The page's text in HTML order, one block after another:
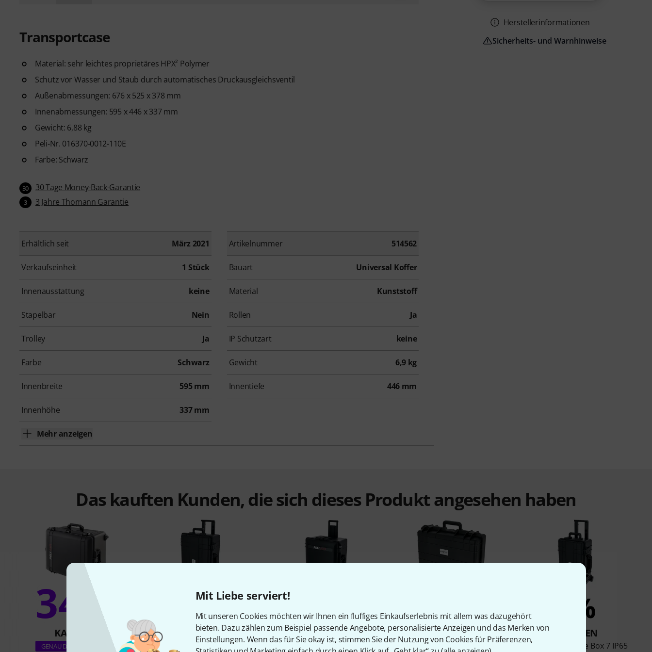
Mit Liebe serviert!
Mit unseren Cookies möchten wir Ihnen ein fluffiges Einkaufserlebnis mit allem was dazugehört
bieten. Dazu zählen zum Beispiel passende Angebote, personalisierte Anzeigen und das Merken von
Einstellungen. Wenn das für Sie okay ist, stimmen Sie der Nutzung von Cookies für Präferenzen,
Transportcase
Material: sehr leichtes proprietäres HPX² Polymer
Schutz vor Wasser und Staub durch automatisches Druckausgleichsventil
Außenabmessungen: 676 x 525 x 378 mm
Innenabmessungen: 595 x 446 x 337 mm
Gewicht: 6,88 kg
Peli-Nr. 016370-0012-110E
Farbe: Schwarz
30 30 Tage Money-Back-Garantie
3 3 Jahre Thomann Garantie
Erhältlich seit März 2021 Artikelnummer 514562
Verkaufseinheit 1 Stück Bauart Universal Koffer
Innenausstattung keine Material Kunststoff
Stapelbar Nein Rollen Ja
Trolley Ja IP Schutzart keine
Farbe Schwarz Gewicht 6,9 kg
Innenbreite 595 mm Innentiefe 446 mm
Innenhöhe 337 mm
Mehr anzeigen
Herstellerinformationen
Sicherheits- und Warnhinweise
Das kauften Kunden, die sich dieses Produkt angesehen haben
34%
KAUFTEN
GENAU DIESES PRODUKT
14%
KAUFTEN
Flyht Pro WP Safe Box 8 IP65
5%
KAUFTEN
Peli 1637 Air Foam Black
4%
KAUFTEN
Flyht Pro WP Safe Box 5 IP65
3%
KAUFTEN
Flyht Pro WP Safe Box 7 IP65